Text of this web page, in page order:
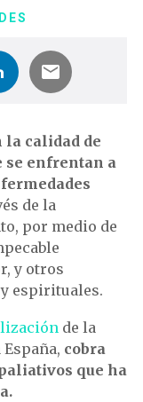
la calidad de
se enfrentan a
de la
por medio de
y otros
espirituales.
de la
cobra
que ha